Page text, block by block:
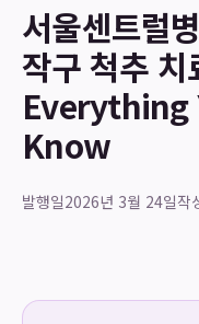
서울센트럴
작구 척추
Everything
Know
발행일2026년 3월 24일작